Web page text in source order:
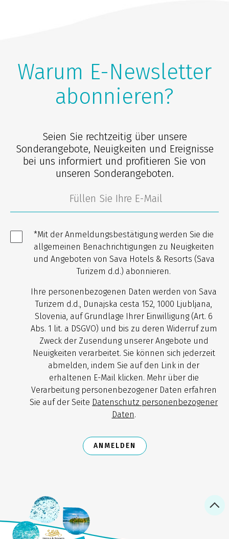
Warum E-Newsletter
abonnieren?
Seien Sie rechtzeitig über unsere
Sonderangebote, Neuigkeiten und Ereignisse
bei uns informiert und profitieren Sie von
unseren Sonderangeboten.
*Mit der Anmeldungsbestätigung werden Sie die
allgemeinen Benachrichtigungen zu Neuigkeiten
und Angeboten von Sava Hotels & Resorts (Sava
Turizem d.d.) abonnieren.
Ihre personenbezogenen Daten werden von Sava
Turizem d.d., Dunajska cesta 152, 1000 Ljubljana,
Slovenia, auf Grundlage Ihrer Einwilligung (Art. 6
Abs. 1 lit. a DSGVO) und bis zu deren Widerruf zum
Zweck der Zusendung unserer Angebote und
Neuigkeiten verarbeitet. Sie können sich jederzeit
abmelden, indem Sie auf den Link in der
erhaltenen E-Mail klicken. Mehr über die
Verarbeitung personenbezogener Daten erfahren
Sie auf der Seite Datenschutz personenbezogener
Daten.
ANMELDEN